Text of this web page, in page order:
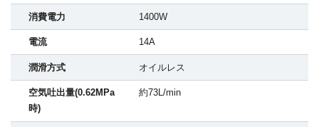
消費電力 1400W
電流 14A
潤滑方式 オイルレス
空気吐出量(0.62MPa
時)
約73L/min